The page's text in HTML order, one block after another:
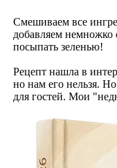
Смешиваем все
добавляем немножко
посыпать зеленью!
Рецепт нашла в
но нам его нельзя.
для гостей. Мои